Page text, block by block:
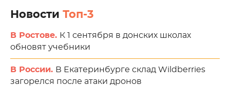
Новости Топ-3
В Ростове. К 1 сентября в донских школах
обновят учебники
В России. В Екатеринбурге склад Wildberries
загорелся после атаки дронов